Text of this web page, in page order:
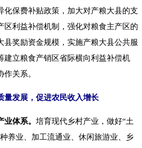
化保费补贴政策，加大对产粮大县的支
区利益补偿机制，强化对粮食主产区的
县奖励资金规模，实施产粮大县公共服
建立粮食产销区省际横向利益补偿机
关系。
量发展，促进农民收入增长
业体系。 培育现代乡村产业，做好“土
养业、加工流通业、休闲旅游业、乡